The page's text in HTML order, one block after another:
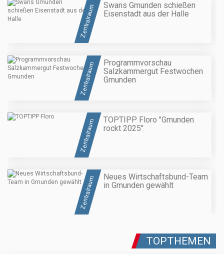
Zentralraum
Swans Gmunden schießen
Eisenstadt aus der Halle
Zentralraum
Programmvorschau
Salzkammergut Festwochen
Gmunden
Zentralraum
TOPTIPP Floro "Gmunden
rockt 2025"
Zentralraum
Neues Wirtschaftsbund-Team
in Gmunden gewählt
TOPTHEMEN